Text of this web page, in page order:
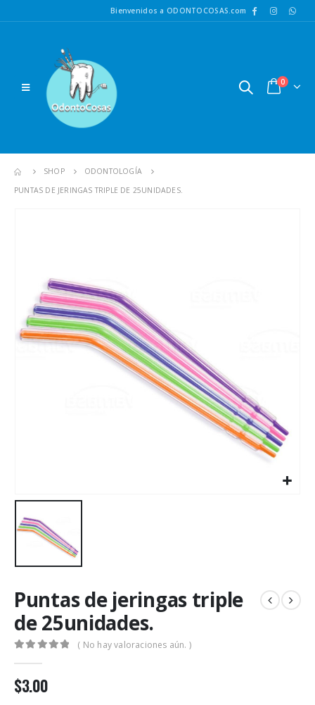
Bienvenidos a ODONTOCOSAS.com
0
SHOP
ODONTOLOGÍA
PUNTAS DE JERINGAS TRIPLE DE 25UNIDADES.
Puntas de jeringas triple
de 25unidades.
( No hay valoraciones aún. )
$3.00